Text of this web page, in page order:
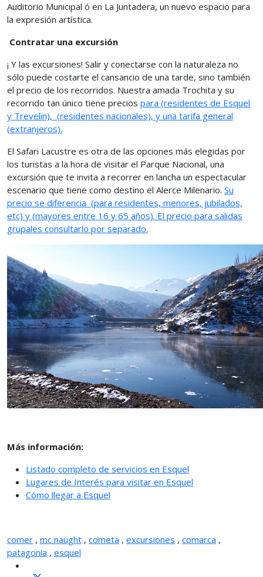
Auditorio Municipal ó en La Juntadera, un nuevo espacio para
la expresión artística.
Contratar una excursión
¡ Y las excursiones! Salir y conectarse con la naturaleza no
sólo puede costarte el cansancio de una tarde, sino también
el precio de los recorridos. Nuestra amada Trochita y su
recorrido tan único tiene precios para (residentes de Esquel
y Trevelin), (residentes nacionales), y una tarifa general
(extranjeros).
El Safari Lacustre es otra de las opciones más elegidas por
los turistas a la hora de visitar el Parque Nacional, una
excursión que te invita a recorrer en lancha un espectacular
escenario que tiene como destino el Alerce Milenario. Su
precio se diferencia (para residentes, menores, jubilados,
etc) y (mayores entre 16 y 65 años). El precio para salidas
grupales consultarlo por separado.
Más información:
Listado completo de servicios en Esquel
Lugares de Interés para visitar en Esquel
Cómo llegar a Esquel
comer , mc naught , cometa , excursiones , comarca ,
patagonia , esquel